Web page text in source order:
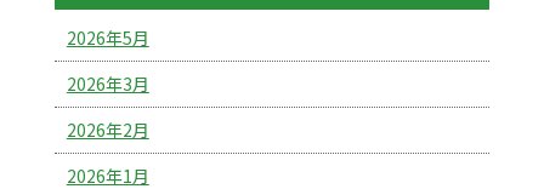
2026年5月
2026年3月
2026年2月
2026年1月